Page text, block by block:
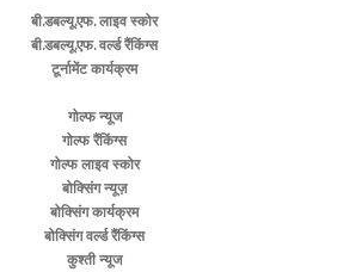
बी.डबल्यू.एफ. लाइव स्कोर
बी.डबल्यू.एफ. वर्ल्ड रैंकिंग्स
टूर्नामेंट कार्यक्रम
गोल्फ न्यूज
गोल्फ रैंकिंग्स
गोल्फ लाइव स्कोर
बोक्सिंग न्यूज़
बोक्सिंग कार्यक्रम
बोक्सिंग वर्ल्ड रैंकिंग्स
कुश्ती न्यूज